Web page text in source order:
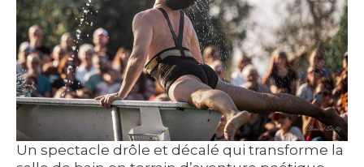
Un spectacle drôle et décalé qui transforme la